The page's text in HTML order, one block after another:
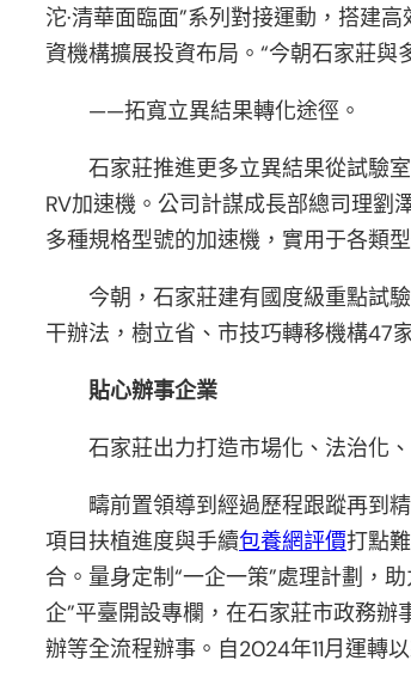
沱·清華面臨面”系列對接運動，搭建
資機構擴展投資布局。“今朝石家莊
——拓寬立異結果轉化途徑。
石家莊推進更多立異結果從試驗
RV加速機。公司計謀成長部總司理
多種規格型號的加速機，實用于各類
今朝，石家莊建有國度級重點試
干辦法，樹立省、市技巧轉移機構47
貼心辦事企業
石家莊出力打造市場化、法治化
疇前置領導到經過歷程跟蹤再到
項目扶植進度與手續包養網評價打點
合。量身定制“一企一策”處理計劃，
企”平臺開設專欄，在石家莊市政務辦
辦等全流程辦事。自2024年11月運轉